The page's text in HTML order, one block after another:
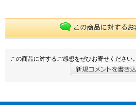
この商品に対するご感想をぜひお寄せください。